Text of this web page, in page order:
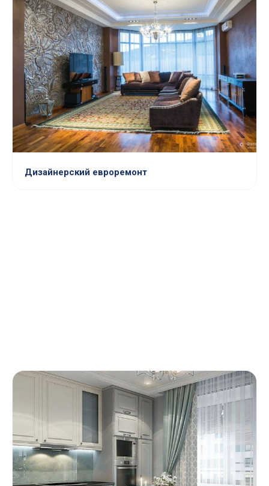
Дизайнерский евроремонт